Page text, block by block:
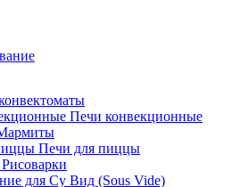
Печи конвекционные
Печи для пиццы
Рисоварки